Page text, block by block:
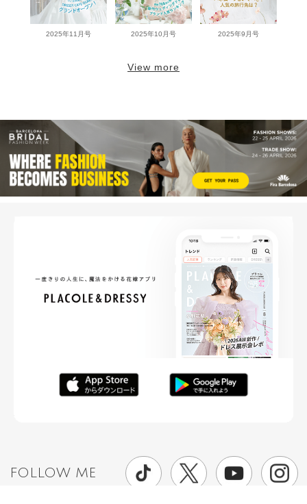
2025年11月号 2025年10月号 2025年9月号
View more
FOLLOW ME